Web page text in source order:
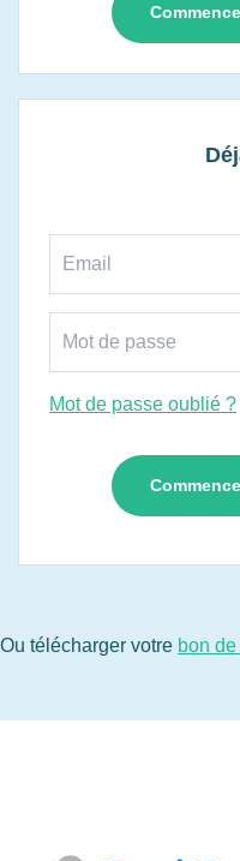
Mot de passe oublié ?
Ou télécharger votre bon